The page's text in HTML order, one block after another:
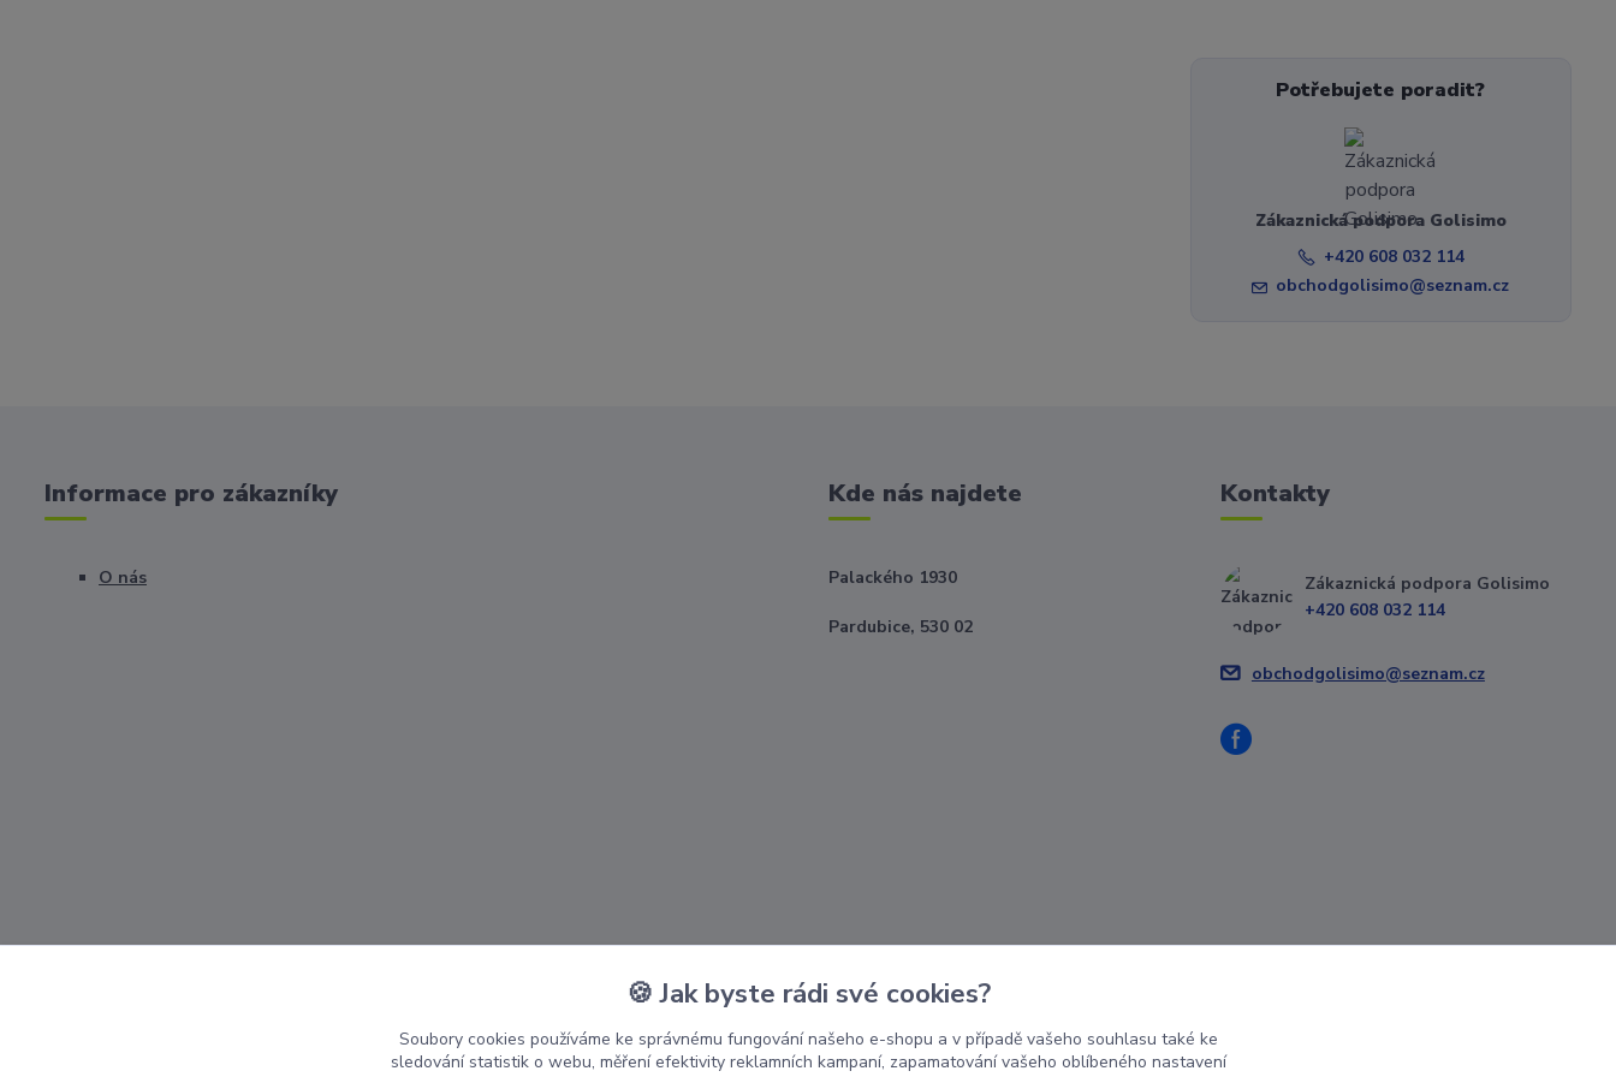
Potřebujete poradit?
Zákaznická podpora Golisimo
+420 608 032 114
obchodgolisimo@seznam.cz
Informace pro zákazníky
O nás
Kde nás najdete
Palackého 1930
Pardubice, 530 02
Kontakty
Zákaznická podpora Golisimo
+420 608 032 114
obchodgolisimo@seznam.cz
🍪 Jak byste rádi své cookies?
Soubory cookies používáme ke správnému fungování našeho e-shopu a v případě vašeho souhlasu také ke
sledování statistik o webu, měření efektivity reklamních kampaní, zapamatování vašeho oblíbeného nastavení